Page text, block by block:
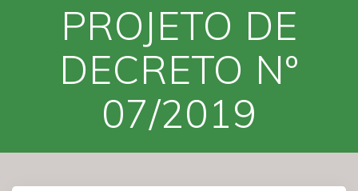
PROJETO DE
DECRETO Nº
07/2019